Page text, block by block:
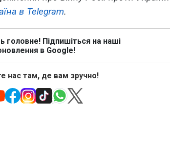
в Telegram.
головне! Підпишіться на наші
в Google!
нас там, де вам зручно!